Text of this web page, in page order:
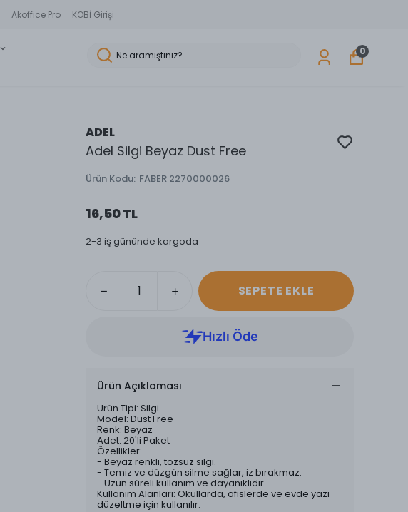
Akoffice Pro KOBİ Girişi
0
ADEL
Adel Silgi Beyaz Dust Free
Ürün Kodu: FABER 2270000026
16,50 TL
2-3 iş gününde kargoda
SEPETE EKLE
Ürün Açıklaması
Ürün Tipi: Silgi
Model: Dust Free
Renk: Beyaz
Adet: 20'li Paket
Özellikler:
- Beyaz renkli, tozsuz silgi.
- Temiz ve düzgün silme sağlar, iz bırakmaz.
- Uzun süreli kullanım ve dayanıklıdır.
Kullanım Alanları: Okullarda, ofislerde ve evde yazı
düzeltme için kullanılır.